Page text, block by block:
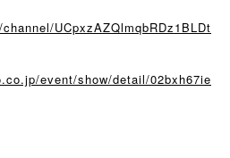
UCpxzAZQlmqbRDz1BLDt
event/show/detail/02bxh67ie